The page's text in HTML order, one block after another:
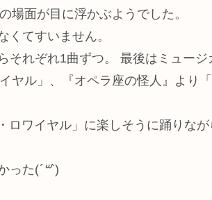
場面が目に浮かぶようでした。
てすいません。
それぞれ1曲ずつ。 最後はミュー
ル」、『オペラ座の怪人』より
ロワイヤル」に楽しそうに踊りな
った(´꒳`)